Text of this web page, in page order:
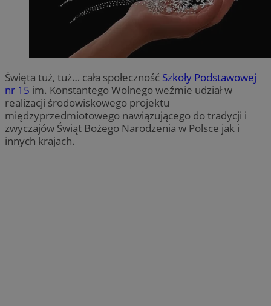
Święta tuż, tuż… cała społeczność Szkoły Podstawowej
nr 15 im. Konstantego Wolnego weźmie udział w
realizacji środowiskowego projektu
międzyprzedmiotowego nawiązującego do tradycji i
zwyczajów Świąt Bożego Narodzenia w Polsce jak i
innych krajach.